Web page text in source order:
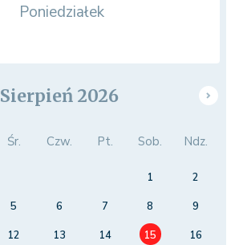
Poniedziałek
Sierpień 2026
Śr. Czw. Pt. Sob. Ndz.
1
2
5 6 7 8
9
12 13 14 15
16